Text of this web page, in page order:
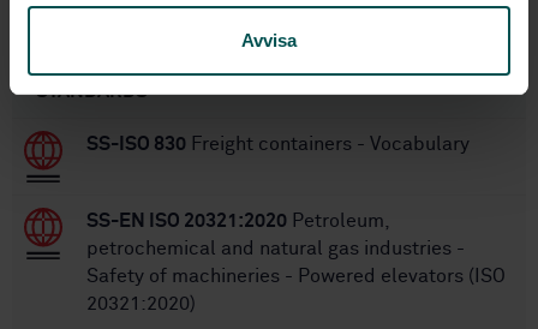
Avvisa
Within the same area
STANDARDS
SS-ISO 830 Freight containers - Vocabulary
SS-EN ISO 20321:2020 Petroleum,
petrochemical and natural gas industries -
Safety of machineries - Powered elevators (ISO
20321:2020)